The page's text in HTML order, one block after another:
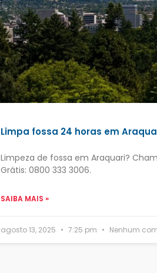
Limpa fossa 24 horas em
Limpeza de fossa em Araquari?
Grátis: 0800 333 3006.
SAIBA MAIS »
agosto 13, 2025 7:25 pm Nenhum